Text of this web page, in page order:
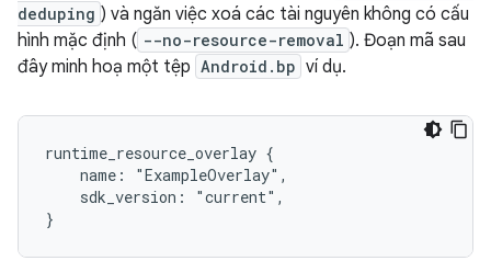
deduping ) và ngăn việc xoá các tài nguyên không có cấu
hình mặc định ( --no-resource-removal ). Đoạn mã sau
đây minh hoạ một tệp Android.bp ví dụ.
runtime_resource_overlay {
    name: "ExampleOverlay",
    sdk_version: "current",